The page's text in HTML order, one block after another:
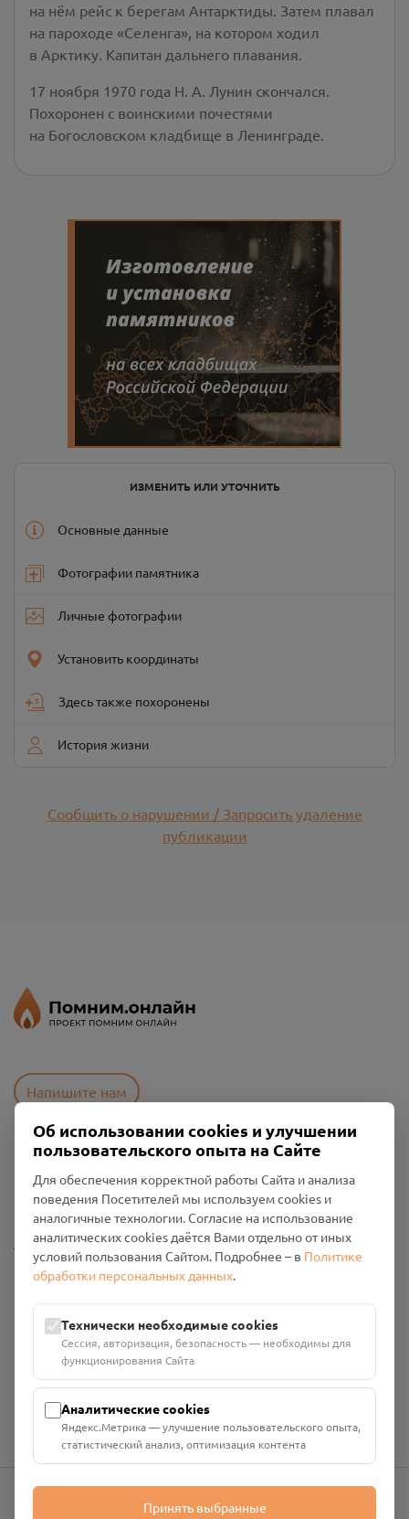
на нём рейс к берегам Антарктиды. Затем плавал
на пароходе «Селенга», на котором ходил
в Арктику. Капитан дальнего плавания.
17 ноября 1970 года Н. А. Лунин скончался.
Похоронен с воинскими почестями
на Богословском кладбище в Ленинграде.
ИЗМЕНИТЬ ИЛИ УТОЧНИТЬ
Основные данные
Фотографии памятника
Личные фотографии
Установить координаты
Здесь также похоронены
История жизни
Сообщить о нарушении / Запросить удаление
публикации
Напишите нам
Политика конфиденциальности
Промо-материалы
Настройки cookies
Общество с ограниченной ответственностью «Смоленский
Проект Помним»
ИНН: 6700029207 ОГРН: 1256700001986
Юридический адрес: 216790, Смоленская область, р-н
Руднянский, г. Рудня, улица Западная, д. 26А, пом. 18
Номер счёта: 40702810901130004287 в АО "АЛЬФА-БАНК"
Об использовании cookies и улучшении
пользовательского опыта на Сайте
Для обеспечения корректной работы Сайта и анализа
поведения Посетителей мы используем cookies и
аналогичные технологии. Согласие на использование
аналитических cookies даётся Вами отдельно от иных
условий пользования Сайтом. Подробнее – в Политике
обработки персональных данных.
Технически необходимые cookies
Сессия, авторизация, безопасность — необходимы для
функционирования Сайта
Аналитические cookies
Яндекс.Метрика — улучшение пользовательского опыта,
статистический анализ, оптимизация контента
Принять выбранные